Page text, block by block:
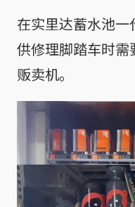
在实里达蓄水池
供修理脚踏车时
贩卖机。